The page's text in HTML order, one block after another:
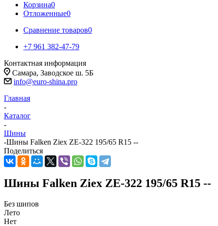
Корзина0
Отложенные0
Сравнение товаров0
+7 961 382-47-79
Контактная информация
Самара, Заводское ш. 5Б
info@euro-shina.pro
Главная
-
Каталог
-
Шины
-Шины Falken Ziex ZE-322 195/65 R15 --
Поделиться
Шины Falken Ziex ZE-322 195/65 R15 --
Без шипов
Лето
Нет